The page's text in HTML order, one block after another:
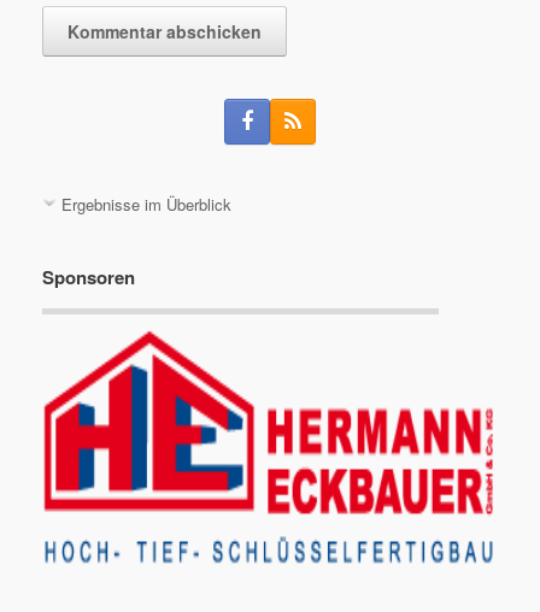
Ergebnisse im Überblick
Sponsoren